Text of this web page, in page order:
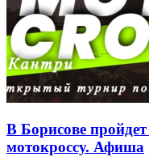
В Борисове
мотокроссу. Афиша